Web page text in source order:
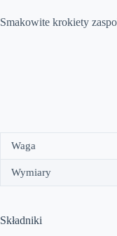
Smakowite krokiety
Waga
Wymiary
Składniki